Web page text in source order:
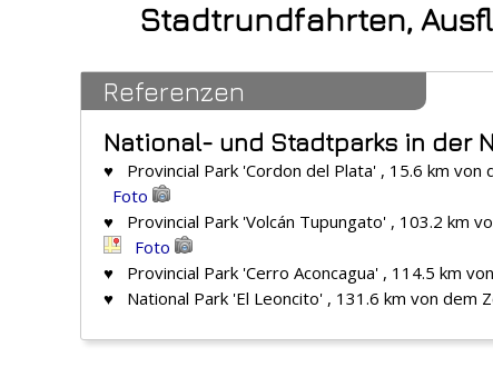
Stadtrundfahrten,
Referenzen
National- und Stadtparks in der
♥ Provincial Park 'Cordon del Plata' , 15.6 km von
Foto
♥ Provincial Park 'Volcán Tupungato' , 103.2 km
Foto
♥ Provincial Park 'Cerro Aconcagua' , 114.5 km
♥ National Park 'El Leoncito' , 131.6 km von dem